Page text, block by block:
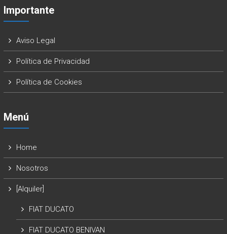
Importante
Aviso Legal
Política de Privacidad
Política de Cookies
Menú
Home
Nosotros
[Alquiler]
FIAT DUCATO
FIAT DUCATO BENIVAN